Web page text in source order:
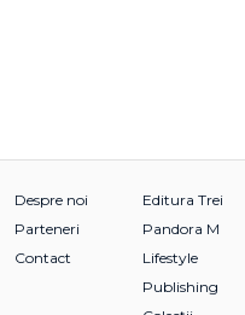
Despre noi
Parteneri
Contact
Editura Trei
Pandora M
Lifestyle
Publishing